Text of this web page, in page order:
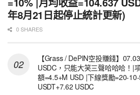
年8月21日起停止統計更新)
0 SHARES
【Grass / DePIN空投賺錢】
USDC，只能大笑三聲哈哈哈！|
額=4.5+M USD |下線獎勵=20-
USDT+7.62 USDC